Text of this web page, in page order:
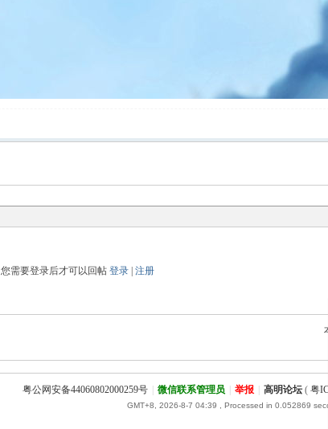
您需要登录后才可以回帖 登录 注册
粤公网安备44060802000259号 微信联系管理员 举报 高明论坛 ( 粤
GMT+8, 2026-8-7 04:39 , Processed in 0.052869